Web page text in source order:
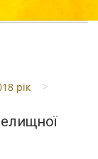
рік >